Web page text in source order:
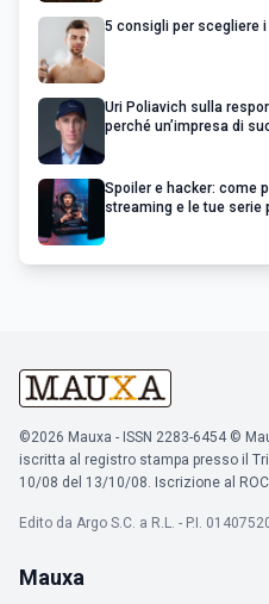
5 consigli per scegliere
Uri Poliavich sulla
perché un’impresa di
Spoiler e hacker: come
streaming e le tue serie
©2026 Mauxa - ISSN 2283-6454 ©
iscritta al registro stampa presso il
10/08 del 13/10/08. Iscrizione al
Edito da Argo S.C. a R.L. - P.I.
Mauxa